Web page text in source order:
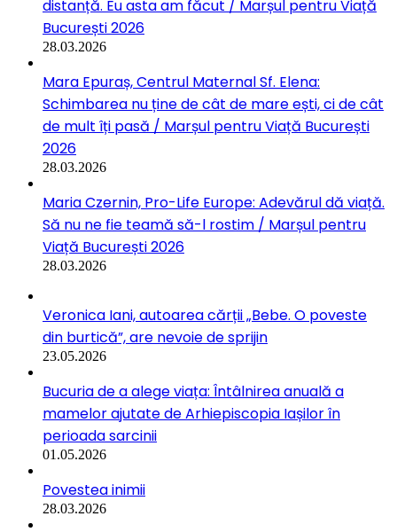
distanță. Eu asta am făcut / Marșul pentru Viață
București 2026
28.03.2026
Mara Epuraș, Centrul Maternal Sf. Elena:
Schimbarea nu ține de cât de mare ești, ci de cât
de mult îți pasă / Marșul pentru Viață București
2026
28.03.2026
Maria Czernin, Pro-Life Europe: Adevărul dă viață.
Să nu ne fie teamă să-l rostim / Marșul pentru
Viață București 2026
28.03.2026
Veronica Iani, autoarea cărții „Bebe. O poveste
din burtică”, are nevoie de sprijin
23.05.2026
Bucuria de a alege viața: Întâlnirea anuală a
mamelor ajutate de Arhiepiscopia Iașilor în
perioada sarcinii
01.05.2026
Povestea inimii
28.03.2026